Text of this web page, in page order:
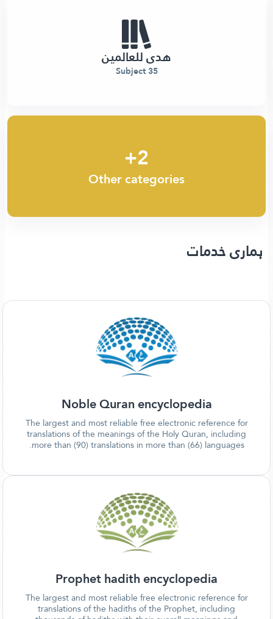
هدى للعالمين
35 Subject
2+
Other categories
ہماری خدمات
Noble Quran encyclopedia
The largest and most reliable free electronic reference for
translations of the meanings of the Holy Quran, including
more than (90) translations in more than (66) languages.
Prophet hadith encyclopedia
The largest and most reliable free electronic reference for
translations of the hadiths of the Prophet, including